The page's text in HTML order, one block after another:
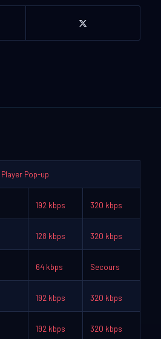
Player Pop-up
192 kbps 320 kbps
128 kbps 320 kbps
64 kbps Secours
192 kbps 320 kbps
192 kbps 320 kbps